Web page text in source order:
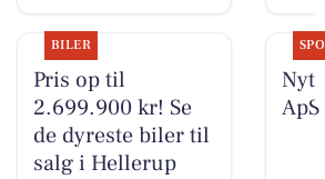
BILER
Pris op til
2.699.900 kr! Se
de dyreste biler til
salg i Hellerup
Nyt
ApS